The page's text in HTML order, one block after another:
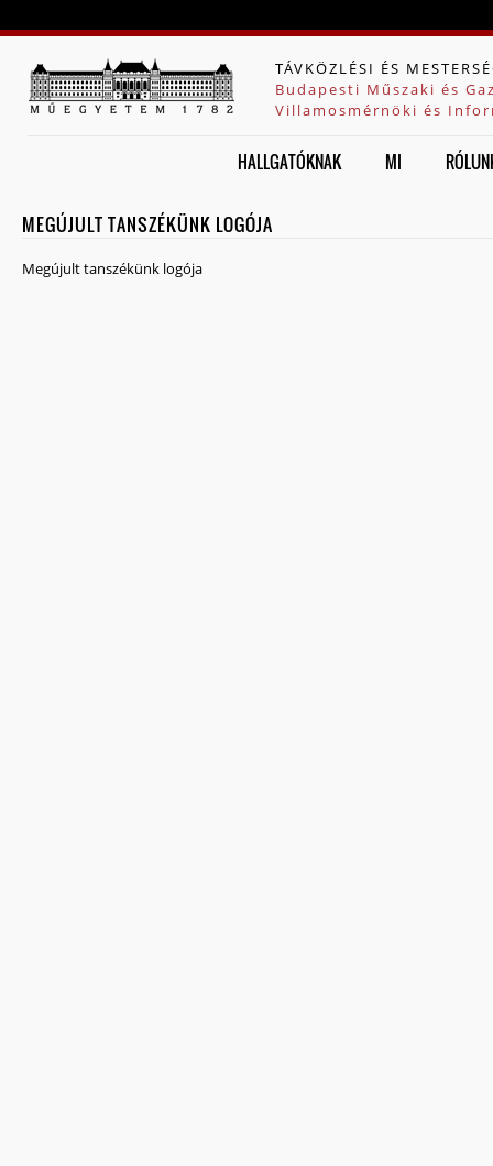
TÁVKÖZLÉSI ÉS
Budapesti Műszaki és
Villamosmérnöki és
HALLGATÓKNAK MI
MEGÚJULT TANSZÉKÜNK LOGÓJA
Megújult tanszékünk logója